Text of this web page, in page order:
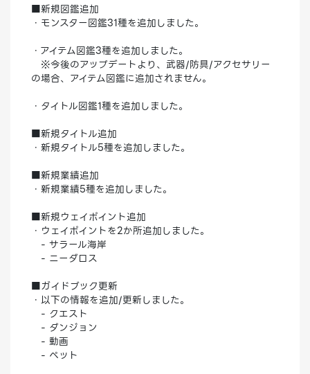
■新規図鑑追加
・モンスター図鑑31種を追加しました。
・アイテム図鑑3種を追加しました。
※今後のアップデートより、武器/防具/アクセサリー
の場合、アイテム図鑑に追加されません。
・タイトル図鑑1種を追加しました。
■新規タイトル追加
・新規タイトル5種を追加しました。
■新規業績追加
・新規業績5種を追加しました。
■新規ウェイポイント追加
・ウェイポイントを2か所追加しました。
- サラール海岸
- ニーダロス
■ガイドブック更新
・以下の情報を追加/更新しました。
- クエスト
- ダンジョン
- 動画
- ペット